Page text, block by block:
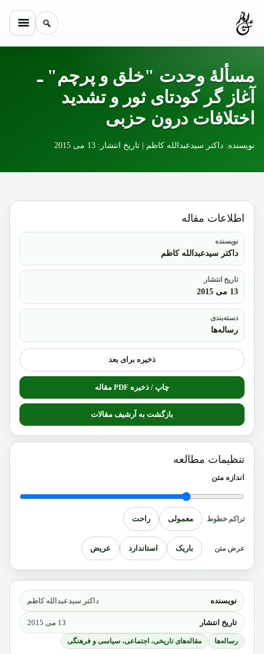
مسألۀ وحدت "خلق و پرچم" ـ
آغاز گر کودتای ثور و تشدید
اختلافات درون حزبی
نویسنده: داکتر سیدعبدالله کاظم | تاریخ انتشار: 13 می 2015
نویسنده داکتر سیدعبدالله کاظم
تاریخ انتشار 13 می 2015
رساله‌ها مقاله‌های تاریخی، اجتماعی، سیاسی و فرهنگی
اطلاعات مقاله
نویسنده
داکتر سیدعبدالله کاظم
تاریخ انتشار
13 می 2015
دسته‌بندی
رساله‌ها
ذخیره برای بعد
چاپ / ذخیره PDF مقاله
بازگشت به آرشیف مقالات
تنظیمات مطالعه
اندازه متن
تراکم خطوط معمولی راحت
عرض متن باریک استاندارد عریض